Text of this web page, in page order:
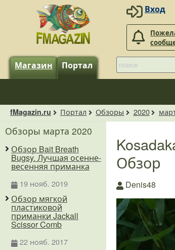
Вход
Магазин Портал
fMagazin.ru Портал Обзоры 2020
Обзор
Denis48
Обзоры марта 2020
Обзор Bait Breath
Bugsy. Лучшая осенне-
весенняя приманка
19 нояб. 2019
Обзор мягкой
пластиковой
приманки Jackall
Scissor Comb
22 нояб. 2017